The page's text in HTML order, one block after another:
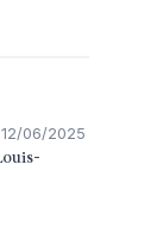
12/06/2025